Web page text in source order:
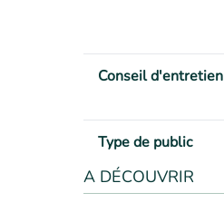
Conseil d'entretien
Type de public
A DÉCOUVRIR